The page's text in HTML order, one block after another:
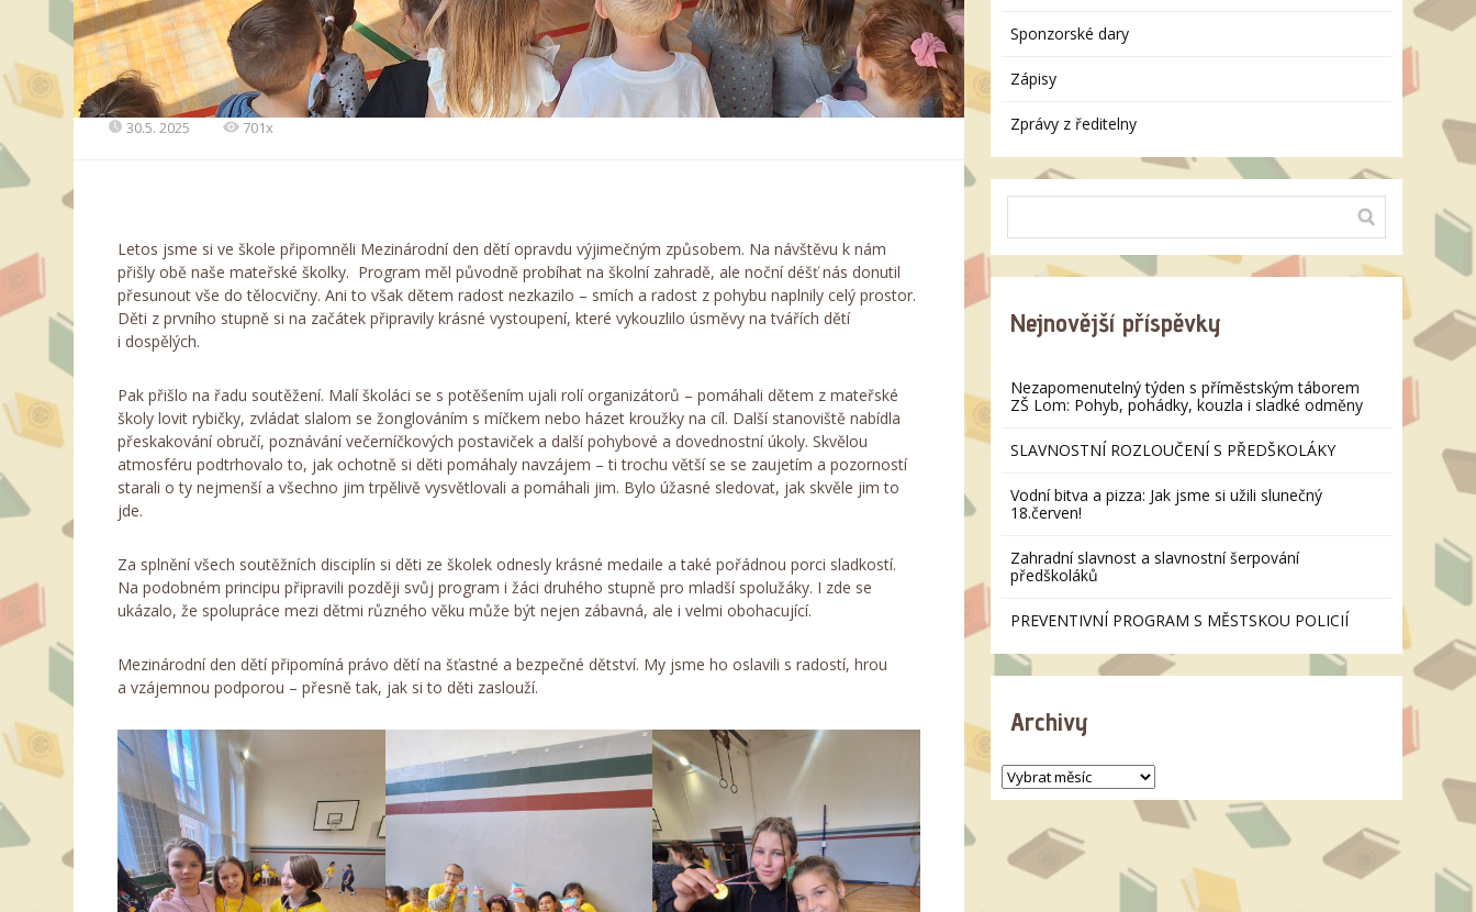
30.5. 2025 701x
Letos jsme si ve škole připomněli Mezinárodní den dětí opravdu výjimečným způsobem. Na návštěvu k nám
přišly obě naše mateřské školky. Program měl původně probíhat na školní zahradě, ale noční déšť nás donutil
přesunout vše do tělocvičny. Ani to však dětem radost nezkazilo – smích a radost z pohybu naplnily celý prostor.
Děti z prvního stupně si na začátek připravily krásné vystoupení, které vykouzlilo úsměvy na tvářích dětí
i dospělých.
Pak přišlo na řadu soutěžení. Malí školáci se s potěšením ujali rolí organizátorů – pomáhali dětem z mateřské
školy lovit rybičky, zvládat slalom se žonglováním s míčkem nebo házet kroužky na cíl. Další stanoviště nabídla
přeskakování obručí, poznávání večerníčkových postaviček a další pohybové a dovednostní úkoly. Skvělou
atmosféru podtrhovalo to, jak ochotně si děti pomáhaly navzájem – ti trochu větší se se zaujetím a pozorností
starali o ty nejmenší a všechno jim trpělivě vysvětlovali a pomáhali jim. Bylo úžasné sledovat, jak skvěle jim to
jde.
Za splnění všech soutěžních disciplín si děti ze školek odnesly krásné medaile a také pořádnou porci sladkostí.
Na podobném principu připravili později svůj program i žáci druhého stupně pro mladší spolužáky. I zde se
ukázalo, že spolupráce mezi dětmi různého věku může být nejen zábavná, ale i velmi obohacující.
Mezinárodní den dětí připomíná právo dětí na šťastné a bezpečné dětství. My jsme ho oslavili s radostí, hrou
a vzájemnou podporou – přesně tak, jak si to děti zaslouží.
Sponzorské dary
Zápisy
Zprávy z ředitelny
Nejnovější příspěvky
Nezapomenutelný týden s příměstským táborem
ZŠ Lom: Pohyb, pohádky, kouzla i sladké odměny
SLAVNOSTNÍ ROZLOUČENÍ S PŘEDŠKOLÁKY
Vodní bitva a pizza: Jak jsme si užili slunečný
18.červen!
Zahradní slavnost a slavnostní šerpování
předškoláků
PREVENTIVNÍ PROGRAM S MĚSTSKOU POLICIÍ
Archivy